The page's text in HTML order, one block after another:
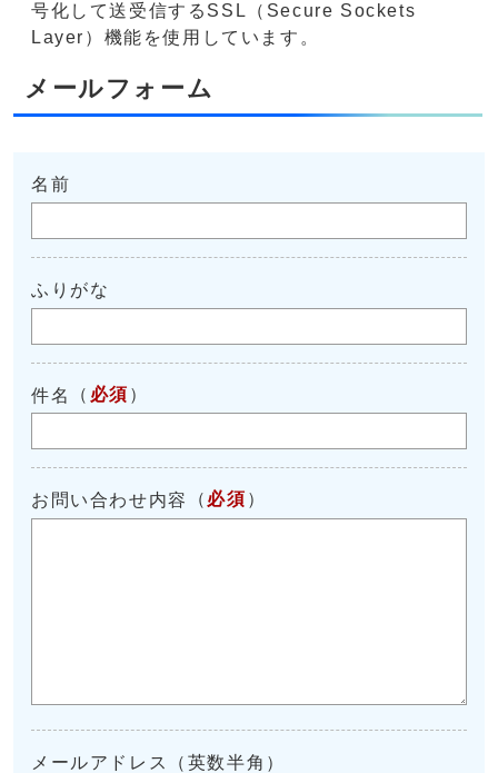
号化して送受信するSSL（Secure Sockets
Layer）機能を使用しています。
メールフォーム
名前
ふりがな
件名 （ 必須 ）
お問い合わせ内容 （ 必須 ）
メールアドレス（英数半角）